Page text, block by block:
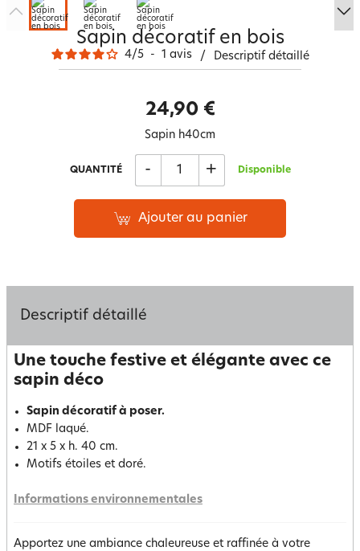
Sapin décoratif en bois
4/5 - 1 avis / Descriptif détaillé
24,90 €
Sapin h40cm
QUANTITÉ - + Disponible
Ajouter au panier
Descriptif détaillé
Une touche festive et élégante avec ce
sapin déco
Sapin décoratif à poser.
MDF laqué.
21 x 5 x h. 40 cm.
Motifs étoiles et doré.
Informations environnementales
Apportez une ambiance chaleureuse et raffinée à votre